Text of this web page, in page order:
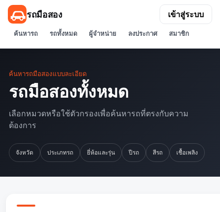
รถมือสอง
ค้นหารถ รถทั้งหมด ผู้จำหน่าย ลงประกาศ สมาชิก
เข้าสู่ระบบ
ค้นหารถมือสองแบบละเอียด
รถมือสองทั้งหมด
เลือกหมวดหรือใช้ตัวกรองเพื่อค้นหารถที่ตรงกับความ
ต้องการ
จังหวัด ประเภทรถ ยี่ห้อและรุ่น ปีรถ สีรถ เชื้อเพลิง